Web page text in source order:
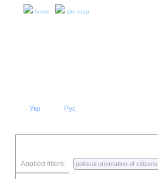
home site map
Укр Рус
Applied filters: political orientation of citizens